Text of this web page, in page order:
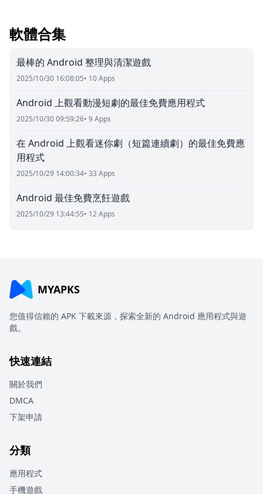
軟體合集
最棒的 Android 整理與清潔遊戲
2025/10/30 16:08:05• 10 Apps
Android 上觀看動漫短劇的最佳免費應用程式
2025/10/30 09:59:26• 9 Apps
在 Android 上觀看迷你劇（短篇連續劇）的最佳免費應
用程式
2025/10/29 14:00:34• 33 Apps
Android 最佳免費烹飪遊戲
2025/10/29 13:44:55• 12 Apps
MYAPKS
您值得信賴的 APK 下載來源，探索全新的 Android 應用程式與遊
戲。
快速連結
關於我們
DMCA
下架申請
分類
應用程式
手機遊戲